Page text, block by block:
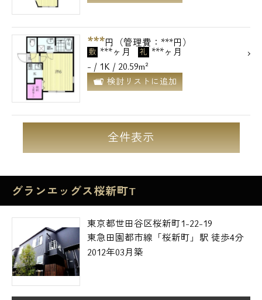
***円（管理費：***円）
敷 ***ヶ月 礼 ***ヶ月
- / 1K / 20.59m²
検討リストに追加
全件表示
グランエッグス桜新町T
東京都世田谷区桜新町1-22-19
東急田園都市線「桜新町」駅 徒歩4分
2012年03月築